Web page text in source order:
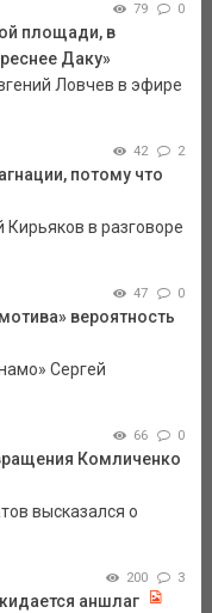
79 0
площади, в
Даку»
Ловчев в эфире
42 2
потому что
Кирьяков в разговоре
47 0
вероятность
Сергей
66 0
Комличенко
высказался о
200 3
аншлаг